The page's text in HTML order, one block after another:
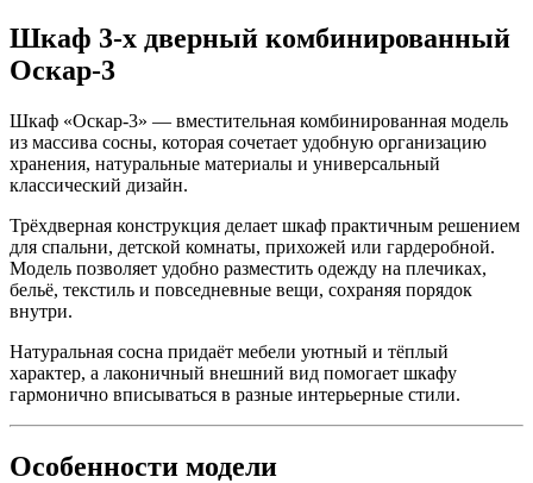
Шкаф 3-х дверный комбинированный
Оскар-3
Шкаф «Оскар-3» — вместительная комбинированная модель
из массива сосны, которая сочетает удобную организацию
хранения, натуральные материалы и универсальный
классический дизайн.
Трёхдверная конструкция делает шкаф практичным решением
для спальни, детской комнаты, прихожей или гардеробной.
Модель позволяет удобно разместить одежду на плечиках,
бельё, текстиль и повседневные вещи, сохраняя порядок
внутри.
Натуральная сосна придаёт мебели уютный и тёплый
характер, а лаконичный внешний вид помогает шкафу
гармонично вписываться в разные интерьерные стили.
Особенности модели